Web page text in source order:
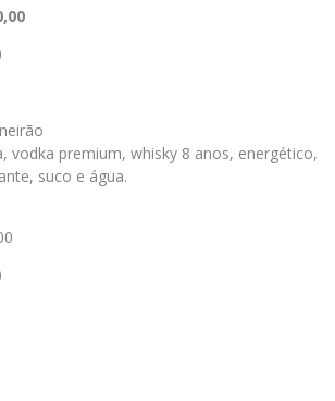
vodka premium, whisky 8 anos, energético,
suco e água.